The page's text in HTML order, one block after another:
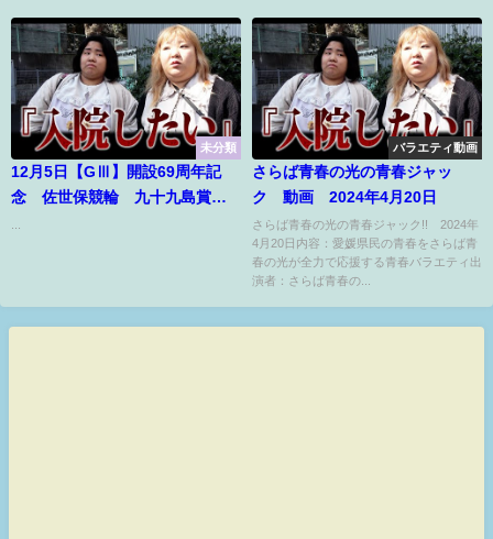
未分類
12月5日【GⅢ】開設69周年記
念 佐世保競輪 九十九島賞争
バラエティ動画
さらば青春の光の青春ジャッ
ク 動画 2024年4月20日
さらば青春の光の青春ジャック!! 2024年
4月20日内容：愛媛県民の青春をさらば青
春の光が全力で応援する青春バラエティ出
演者：さらば青春の...